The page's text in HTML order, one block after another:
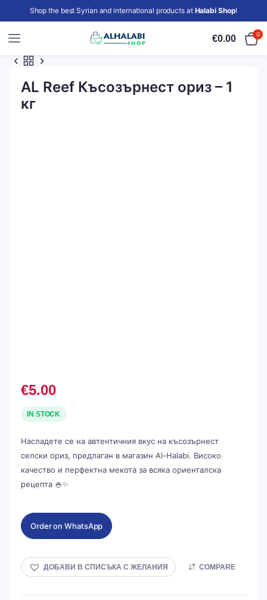
Shop the best Syrian and international products at Halabi Shop!
€0.00 0
AL Reef Късозърнест ориз – 1
кг
€5.00
IN STOCK
Насладете се на автентичния вкус на късозърнест
селски ориз, предлаган в магазин Al-Halabi. Високо
качество и перфектна мекота за всяка ориенталска
рецепта 🍚✨
Order on WhatsApp
ДОБАВИ В СПИСЪКА С ЖЕЛАНИЯ COMPARE